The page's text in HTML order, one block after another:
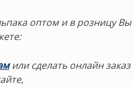
оптом и в розницу Вы
или сделать онлайн заказ